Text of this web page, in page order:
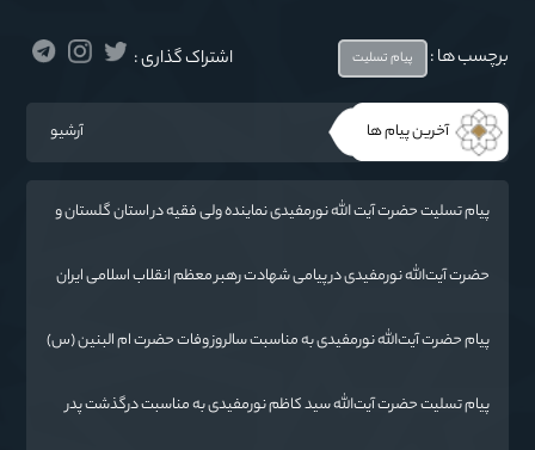
برچسب ها : پیام تسلیت اشتراک گذاری :
آخرین پیام ها آرشیو
پیام تسلیت حضرت آیت الله نورمفیدی نماینده ولی فقیه در استان گلستان و
حضرت آیت‌الله‌ نورمفیدی در پیامی شهادت رهبر معظم انقلاب اسلامی ایران
(ارواحنا فداه) و عموم مسلمانان تسلیت گفتند.
پیام حضرت آیت‌الله نورمفیدی به مناسبت سالروز وفات حضرت ام البنین (س)
پیام تسلیت حضرت آیت‌الله سید کاظم نورمفیدی به مناسبت درگذشت پدر